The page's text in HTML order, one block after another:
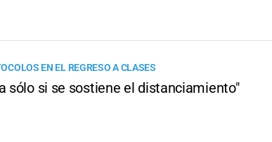
EN EL REGRESO A CLASES
sólo si se sostiene el distanciamiento"